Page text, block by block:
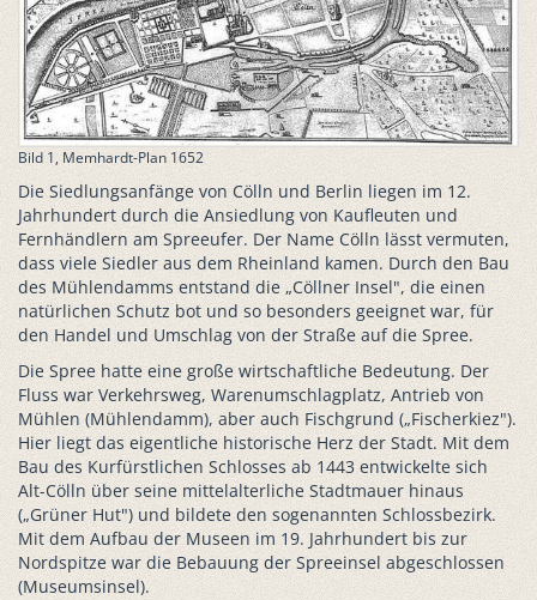
Bild 1, Memhardt-Plan 1652
Die Siedlungsanfänge von Cölln und Berlin liegen im 12.
Jahrhundert durch die Ansiedlung von Kaufleuten und
Fernhändlern am Spreeufer. Der Name Cölln lässt vermuten,
dass viele Siedler aus dem Rheinland kamen. Durch den Bau
des Mühlendamms entstand die „Cöllner Insel", die einen
natürlichen Schutz bot und so besonders geeignet war, für
den Handel und Umschlag von der Straße auf die Spree.
Die Spree hatte eine große wirtschaftliche Bedeutung. Der
Fluss war Verkehrsweg, Warenumschlagplatz, Antrieb von
Mühlen (Mühlendamm), aber auch Fischgrund („Fischerkiez").
Hier liegt das eigentliche historische Herz der Stadt. Mit dem
Bau des Kurfürstlichen Schlosses ab 1443 entwickelte sich
Alt-Cölln über seine mittelalterliche Stadtmauer hinaus
(„Grüner Hut") und bildete den sogenannten Schlossbezirk.
Mit dem Aufbau der Museen im 19. Jahrhundert bis zur
Nordspitze war die Bebauung der Spreeinsel abgeschlossen
(Museumsinsel).